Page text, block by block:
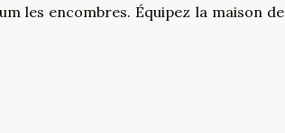
les encombres. Équipez la maison de